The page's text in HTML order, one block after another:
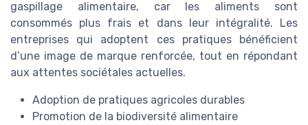
gaspillage alimentaire, car les aliments sont
consommés plus frais et dans leur intégralité. Les
entreprises qui adoptent ces pratiques bénéficient
d’une image de marque renforcée, tout en répondant
aux attentes sociétales actuelles.
Adoption de pratiques agricoles durables
Promotion de la biodiversité alimentaire